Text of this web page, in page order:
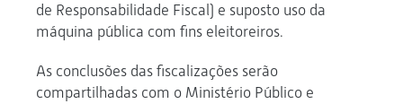
de Responsabilidade Fiscal) e suposto uso da
máquina pública com fins eleitoreiros.
As conclusões das fiscalizações serão
compartilhadas com o Ministério Público e